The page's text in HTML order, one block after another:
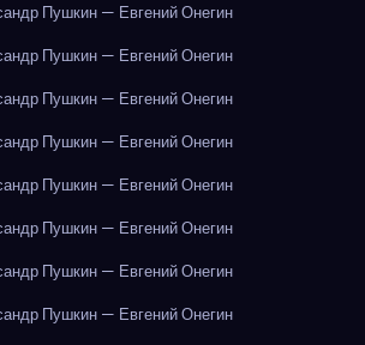
Пушкин — Евгений Онегин
Пушкин — Евгений Онегин
Пушкин — Евгений Онегин
Пушкин — Евгений Онегин
Пушкин — Евгений Онегин
Пушкин — Евгений Онегин
Пушкин — Евгений Онегин
Пушкин — Евгений Онегин